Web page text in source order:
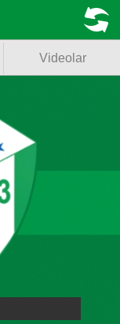
Videolar